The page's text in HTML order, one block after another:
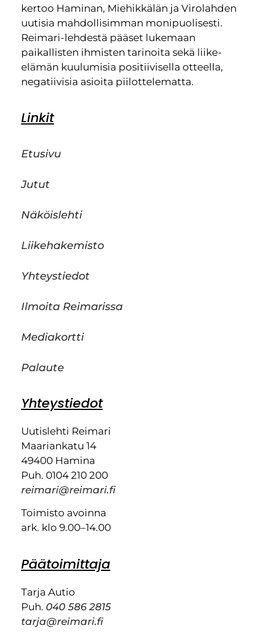
kertoo Haminan, Miehikkälän ja Virolahden
uutisia mahdollisimman monipuolisesti.
Reimari-lehdestä pääset lukemaan
paikallisten ihmisten tarinoita sekä liike-
elämän kuulumisia positiivisella otteella,
negatiivisia asioita piilottelematta.
Linkit
Etusivu
Jutut
Näköislehti
Liikehakemisto
Yhteystiedot
Ilmoita Reimarissa
Mediakortti
Palaute
Yhteystiedot
Uutislehti Reimari
Maariankatu 14
49400 Hamina
Puh. 0104 210 200
reimari@reimari.fi
Toimisto avoinna
ark. klo 9.00–14.00
Päätoimittaja
Tarja Autio
Puh. 040 586 2815
tarja@reimari.fi